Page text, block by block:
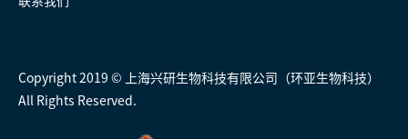
Copyright 2019 © 上海兴研生物科技有限公司（环亚生物科技）
All Rights Reserved.